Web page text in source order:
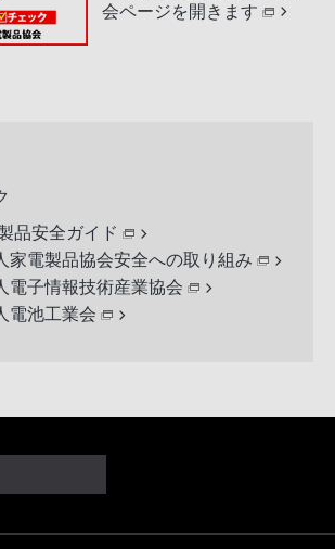
会ページを開きます
品安全ガイド
家電製品協会安全への取り組み
電子情報技術産業協会
電池工業会